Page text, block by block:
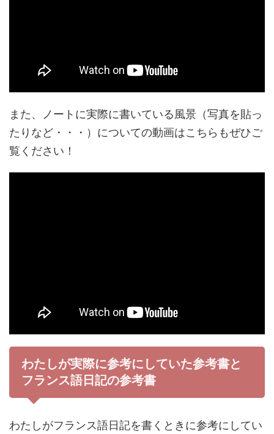
また、ノートに実際に書いている風景（写真を貼っ
たりなど・・・）についての動画はこちらもぜひご
覧ください！
わたしが実際に参考にしていた参考書と
フランス語日記の参考書
わたしがフランス語日記を書くときに参考にしてい